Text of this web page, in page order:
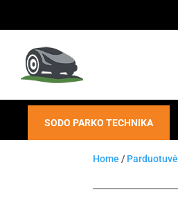
SODO PARKO TECHNIKA
Home / Parduotuvė